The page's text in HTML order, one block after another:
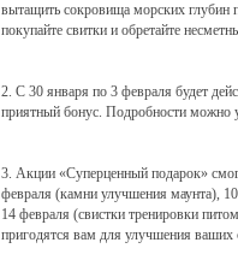
вытащить сокровища морских глубин
покупайте свитки и обретайте
2. С 30 января по 3 февраля будет
приятный бонус. Подробности можно
3. Акции «Суперценный подарок»
февраля (камни улучшения маунта),
14 февраля (свистки тренировки
пригодятся вам для улучшения